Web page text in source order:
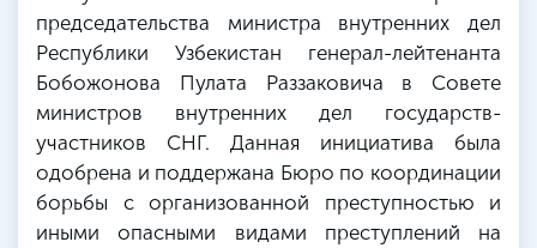
председательства министра внутренних дел
Республики Узбекистан генерал-лейтенанта
Бобожонова Пулата Раззаковича в Совете
министров внутренних дел государств-
участников СНГ. Данная инициатива была
одобрена и поддержана Бюро по координации
борьбы с организованной преступностью и
иными опасными видами преступлений на